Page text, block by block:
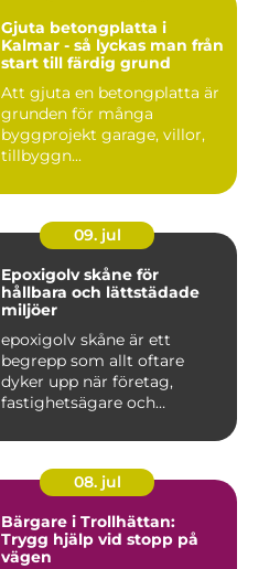
Gjuta betongplatta i
Kalmar - så lyckas man från
start till färdig grund
Att gjuta en betongplatta är
grunden för många
byggprojekt garage, villor,
tillbyggn...
09. jul
Epoxigolv skåne för
hållbara och lättstädade
miljöer
epoxigolv skåne är ett
begrepp som allt oftare
dyker upp när företag,
fastighetsägare och
08. jul
Bärgare i Trollhättan:
Trygg hjälp vid stopp på
vägen